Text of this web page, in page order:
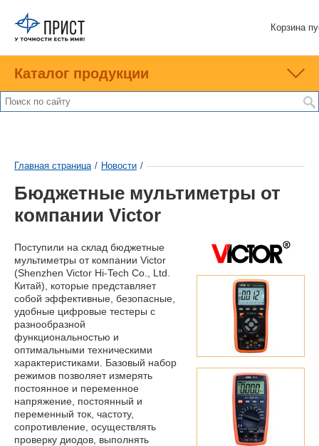
Корзина
Каталог продукции
Главная страница / Новости /
Бюджетные мультиметры от
компании Victor
Поступили на склад бюджетные
мультиметры от компании Victor
(Shenzhen Victor Hi-Tech Co., Ltd.
Китай), которые представляет
собой эффективные, безопасные,
удобные цифровые тестеры с
разнообразной
функциональностью и
оптимальными техническими
характеристиками. Базовый набор
режимов позволяет измерять
постоянное и переменное
напряжение, постоянный и
переменный ток, частоту,
сопротивление, осуществлять
проверку диодов, выполнять